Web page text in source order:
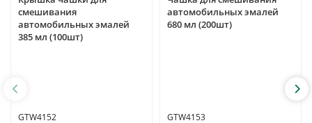
смешивания
автомобильных эмалей
385 мл (100шт)
GTW4152
автомобильных эмалей
680 мл (200шт)
GTW4153